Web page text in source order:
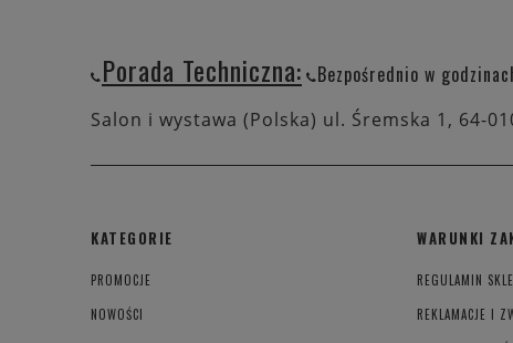
Porada Techniczna: Bezpośrednio w
Salon i wystawa (Polska) ul. Śremska 1, 64-
KATEGORIE
PROMOCJE
NOWOŚCI
WARUNKI
REGULAMIN
REKLAMACJE I